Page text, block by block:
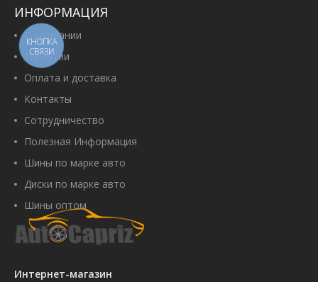
Интернет-магазин
ИНФОРМАЦИЯ
О компании
Гарантии
Оплата и доставка
Контакты
Сотрудничество
Полезная Информация
Шины по марке авто
Диски по марке авто
Шины оптом
КНОПКА
СВЯЗИ